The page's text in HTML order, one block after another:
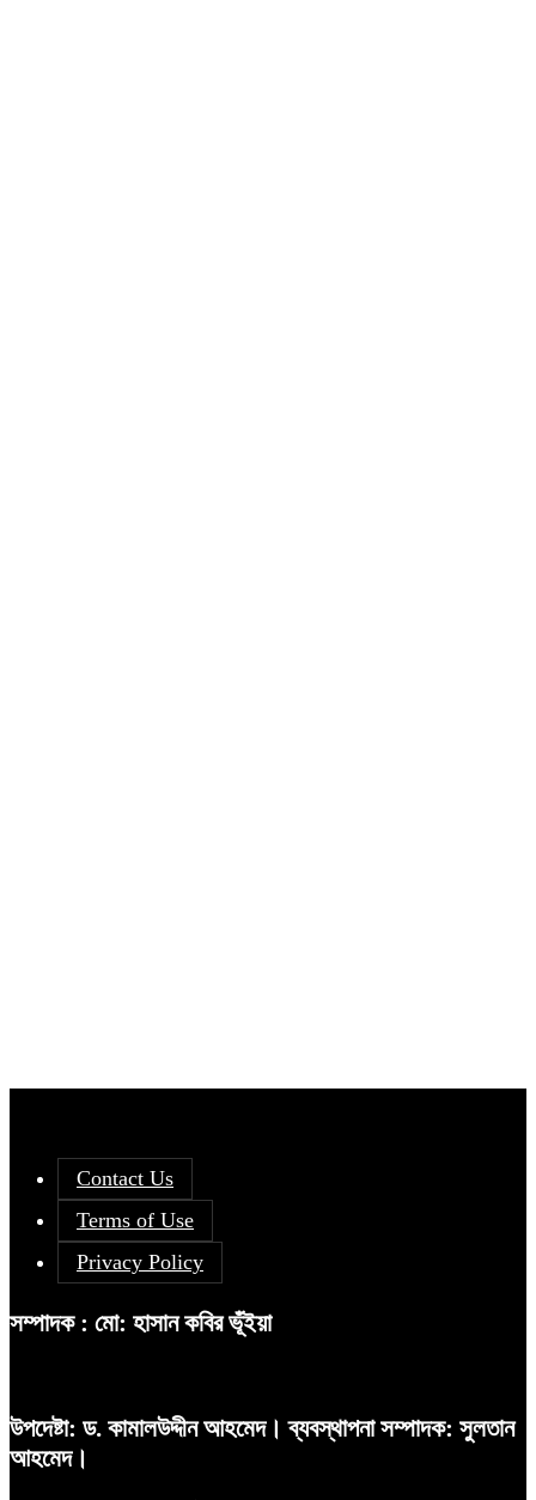
Contact Us
Terms of Use
Privacy Policy
সম্পাদক : মো: হাসান কবির ভূঁইয়া
উপদেষ্টা: ড. কামালউদ্দীন আহমেদ। ব্যবস্থাপনা সম্পাদক: সুলতান
আহমেদ।